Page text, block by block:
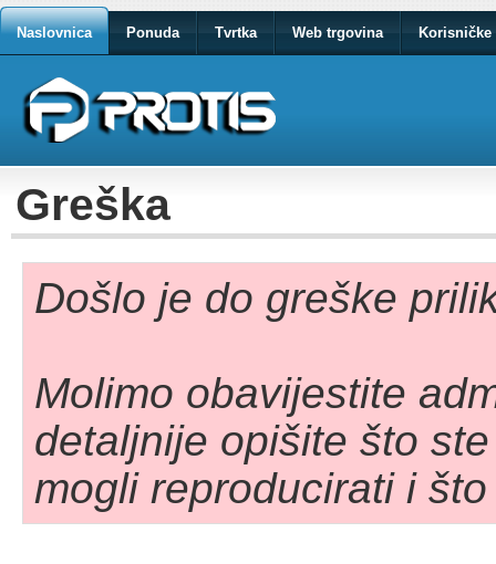
Naslovnica Ponuda Tvrtka Web trgovina Korisničke
Greška
Došlo je do greške
Molimo obavijestite
detaljnije opišite što
mogli reproducirati i